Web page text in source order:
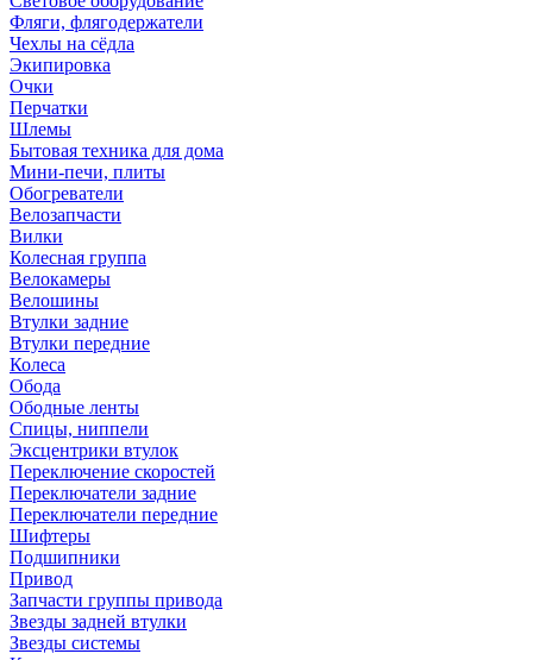
Фляги, флягодержатели
Чехлы на сёдла
Экипировка
Очки
Перчатки
Шлемы
Бытовая техника для дома
Мини-печи, плиты
Обогреватели
Велозапчасти
Вилки
Колесная группа
Велокамеры
Велошины
Втулки задние
Втулки передние
Колеса
Обода
Ободные ленты
Спицы, ниппели
Эксцентрики втулок
Переключение скоростей
Переключатели задние
Переключатели передние
Шифтеры
Подшипники
Привод
Запчасти группы привода
Звезды задней втулки
Звезды системы